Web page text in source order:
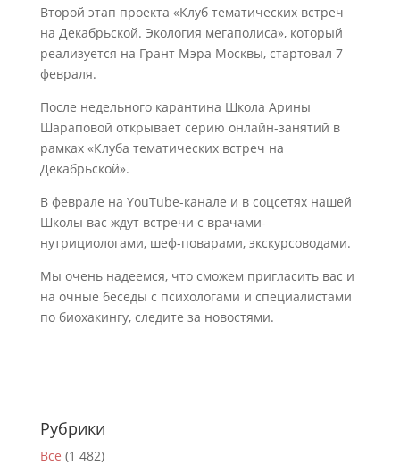
Второй этап проекта «Клуб тематических встреч
на Декабрьской. Экология мегаполиса», который
реализуется на Грант Мэра Москвы, стартовал 7
февраля.
После недельного карантина Школа Арины
Шараповой открывает серию онлайн-занятий в
рамках «Клуба тематических встреч на
Декабрьской».
В феврале на YouTube-канале и в соцсетях нашей
Школы вас ждут встречи с врачами-
нутрициологами, шеф-поварами, экскурсоводами.
Мы очень надеемся, что сможем пригласить вас и
на очные беседы с психологами и специалистами
по биохакингу, следите за новостями.
Рубрики
Все (1 482)